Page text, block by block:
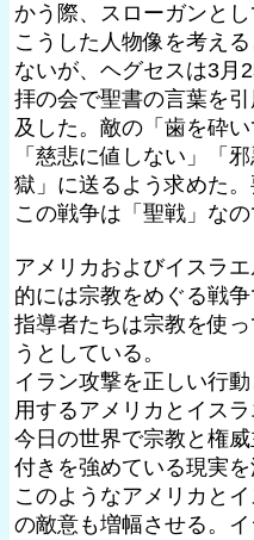
かう際、スローガンとし
こうした人物像を考え
ないが、ヘグセスは3月
拝の会で聖書の言葉を
及した。敵の「歯を砕
「慈悲に値しない」「
獄」に送るよう求めた
この戦争は「聖戦」なの
アメリカおよびイスラ
的には宗教をめぐる戦
指導者たちは宗教を使
うとしている。
イラン攻撃を正しい行
用するアメリカとイス
今日の世界で宗教と権
付きを強めている現実を
このようなアメリカと
の敵意も増幅させる。